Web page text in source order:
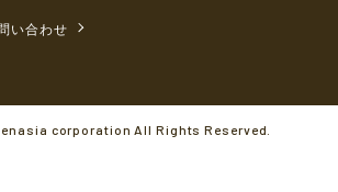
い合わせ
corporation All Rights Reserved.